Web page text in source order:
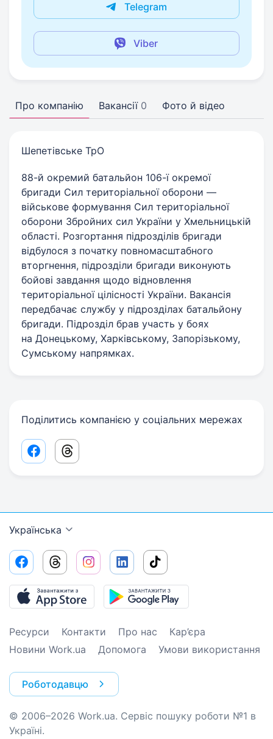
Telegram
Viber
Про компанію Вакансії 0 Фото й відео
Шепетівське ТрО
88-й окремий батальйон 106-ї окремої
бригади Сил територіальної оборони —
військове формування Сил територіальної
оборони Збройних сил України у Хмельницькій
області. Розгортання підрозділів бригади
відбулося з початку повномасштабного
вторгнення, підрозділи бригади виконують
бойові завдання щодо відновлення
територіальної цілісності України. Вакансія
передбачає службу у підрозділах батальйону
бригади. Підрозділ брав участь у боях
на Донецькому, Харківському, Запорізькому,
Сумському напрямках.
Поділитись компанією у соціальних мережах
Facebook share link
Threads share link
Українська
Ресурси Контакти Про нас
Кар’єра
Новини Work.ua
Допомога Умови використання
Роботодавцю
© 2006–2026 Work.ua. Сервіс пошуку роботи №1 в
Україні.